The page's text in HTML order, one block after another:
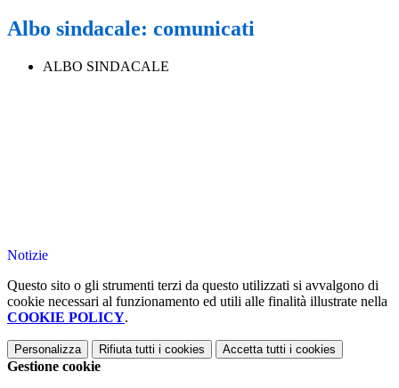
Albo sindacale: comunicati
ALBO SINDACALE
Notizie
Questo sito o gli strumenti terzi da questo utilizzati si avvalgono di
cookie necessari al funzionamento ed utili alle finalità illustrate nella
COOKIE POLICY.
Personalizza Rifiuta tutti i cookies Accetta tutti i cookies
Gestione cookie